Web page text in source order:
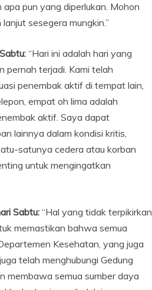
pun yang diperlukan. Mohon
sesegera mungkin.”
“Hari ini adalah hari yang
pernah terjadi. Kami telah
penembak aktif di tempat lain,
empat oh lima adalah
aktif. Saya dapat
lainnya dalam kondisi kritis,
satunya cedera atau korban
untuk mengingatkan
Sabtu: “Hal yang tidak terpikirkan
memastikan bahwa semua
Kesehatan, yang juga
telah menghubungi Gedung
membawa semua sumber daya